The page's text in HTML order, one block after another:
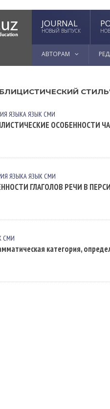
JOURNAL
НОВЫЙ ВЫПУСК
АВТОРАМ
ЯЗЫКАЯЗЫК СМИ
ОСОБЕННОСТИ
ЯЗЫКАЯЗЫК СМИ
ГЛАГОЛОВ РЕЧИ В
СМИ
категория,